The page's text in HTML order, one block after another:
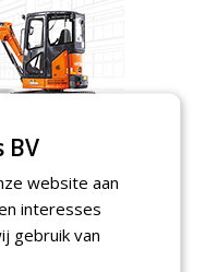
BV
website aan
interesses
gebruik van